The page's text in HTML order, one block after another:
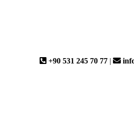
|
+90 531 245 70 77